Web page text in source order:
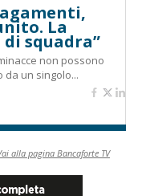
La
squadra”
non possono
un singolo...
alla pagina Bancaforte TV